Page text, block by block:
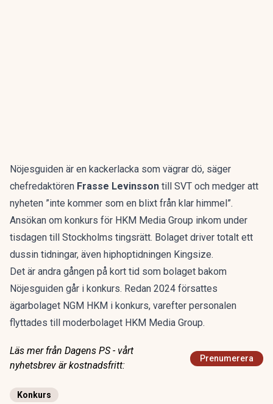
Nöjesguiden är en kackerlacka som vägrar dö, säger
chefredaktören Frasse Levinsson till SVT och medger att
nyheten ”inte kommer som en blixt från klar himmel”.
Ansökan om konkurs för HKM Media Group inkom under
tisdagen till Stockholms tingsrätt. Bolaget driver totalt ett
dussin tidningar, även hiphoptidningen Kingsize.
Det är andra gången på kort tid som bolaget bakom
Nöjesguiden går i konkurs. Redan 2024 försattes
ägarbolaget NGM HKM i konkurs, varefter personalen
flyttades till moderbolaget HKM Media Group.
Läs mer från Dagens PS - vårt
nyhetsbrev är kostnadsfritt:
Prenumerera
Konkurs